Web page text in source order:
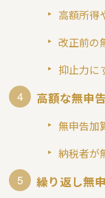
高額所得
改正前の
抑止力に
高額な無申
無申告加
納税者が
繰り返し無